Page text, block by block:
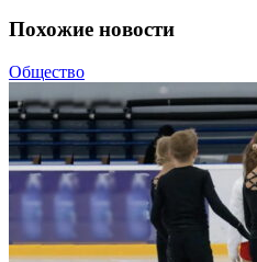
Похожие новости
Общество